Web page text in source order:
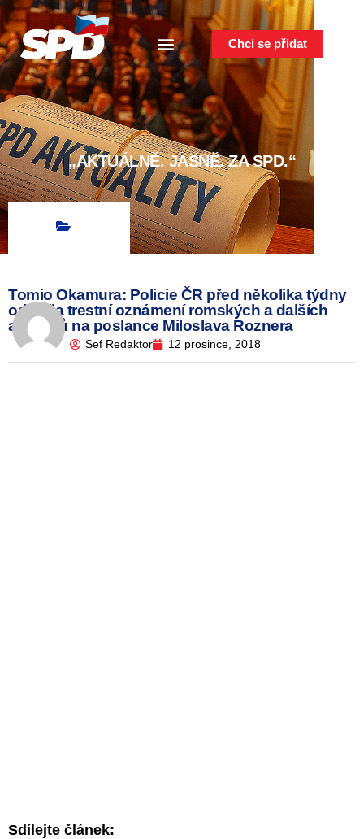
Chci se přidat
„AKTUÁLNĚ. JASNĚ. ZA SPD.“
Tomio Okamura: Policie ČR před několika týdny
odložila trestní oznámení romských a dalších
aktivistů na poslance Miloslava Roznera
Sef Redaktor 12 prosince, 2018
Sdílejte článek: